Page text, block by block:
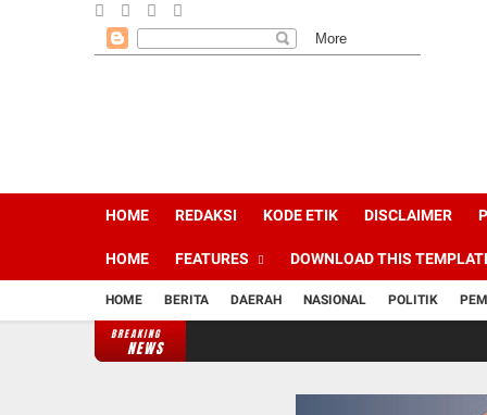
HOME REDAKSI KODE ETIK DISCLAIMER
HOME FEATURES DOWNLOAD THIS
HOME BERITA DAERAH NASIONAL POLITIK
BREAKING
NEWS